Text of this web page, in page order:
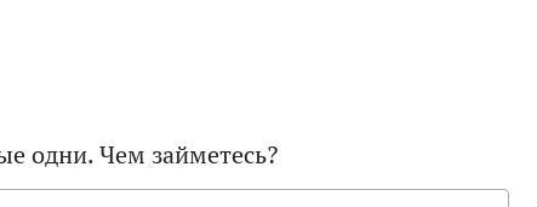
одни. Чем займетесь?